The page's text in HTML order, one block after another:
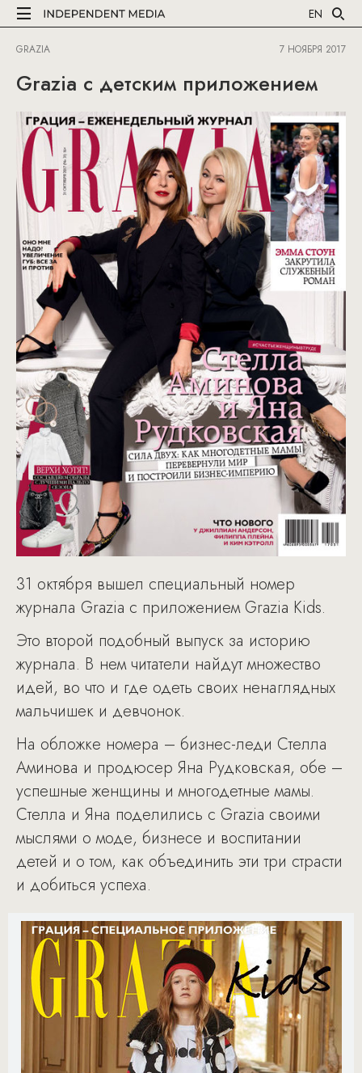
EN
GRAZIA 7 НОЯБРЯ 2017
Grazia с детским приложением
31 октября вышел специальный номер
журнала Grazia с приложением Grazia Kids.
Это второй подобный выпуск за историю
журнала. В нем читатели найдут множество
идей, во что и где одеть своих ненаглядных
мальчишек и девчонок.
На обложке номера – бизнес-леди Стелла
Аминова и продюсер Яна Рудковская, обе –
успешные женщины и многодетные мамы.
Стелла и Яна поделились с Grazia своими
мыслями о моде, бизнесе и воспитании
детей и о том, как объединить эти три страсти
и добиться успеха.